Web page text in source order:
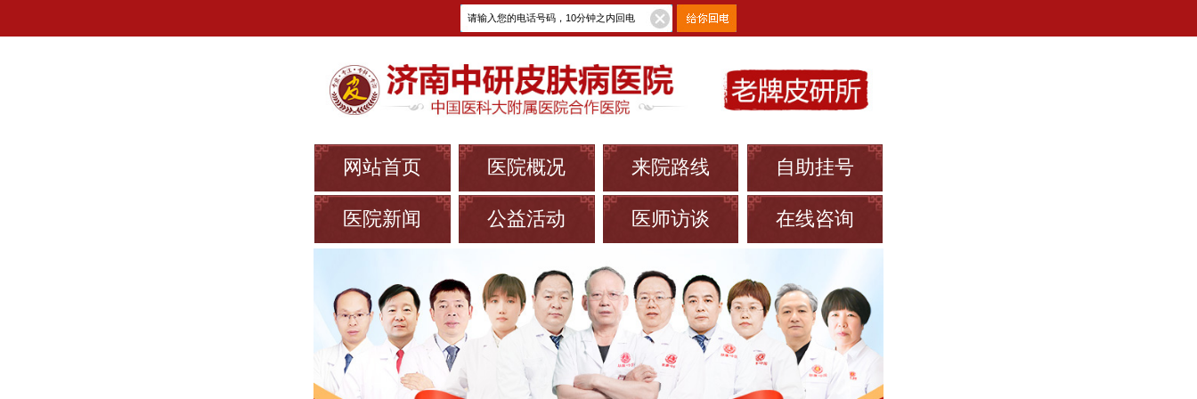
网站首页 医院概况 来院路线 自助挂号
医院新闻 公益活动 医师访谈 在线咨询